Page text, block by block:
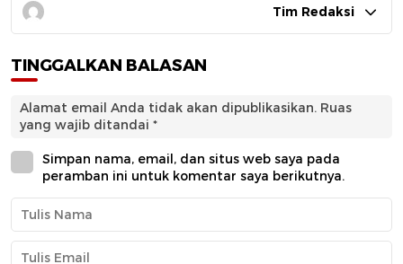
Tim Redaksi
TINGGALKAN BALASAN
Alamat email Anda tidak akan dipublikasikan. Ruas
yang wajib ditandai *
Simpan nama, email, dan situs web saya pada
peramban ini untuk komentar saya berikutnya.